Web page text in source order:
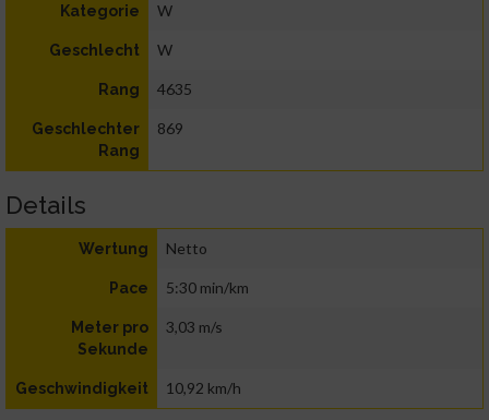
Kategorie W
Geschlecht W
Rang 4635
Geschlechter
Rang
869
Details
Wertung Netto
Pace 5:30 min/km
Meter pro
Sekunde
3,03 m/s
Geschwindigkeit 10,92 km/h